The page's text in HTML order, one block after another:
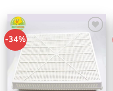
-34%
İstek
Listeme
Ekle